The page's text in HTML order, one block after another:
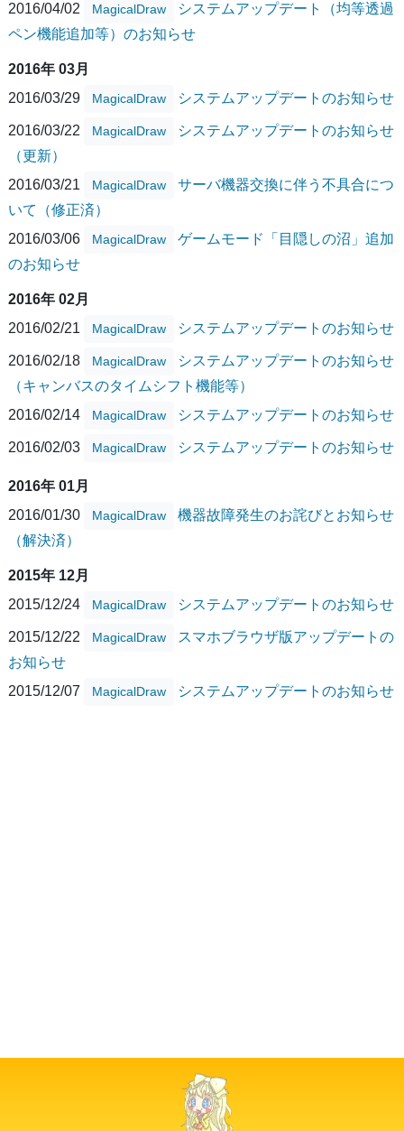
2016/04/02
MagicalDraw
システムアップデート（均等透過
ペン機能追加等）のお知らせ
2016年 03月
2016/03/29
MagicalDraw システムアップデートのお知らせ
2016/03/22 MagicalDraw
システムアップデートのお知らせ
（更新）
2016/03/21
MagicalDraw
サーバ機器交換に伴う不具合につ
いて（修正済）
2016/03/06
MagicalDraw
ゲームモード「目隠しの沼」追加
のお知らせ
2016年 02月
2016/02/21
MagicalDraw システムアップデートのお知らせ
2016/02/18 MagicalDraw
システムアップデートのお知らせ
（キャンバスのタイムシフト機能等）
2016/02/14
MagicalDraw システムアップデートのお知らせ
2016/02/03 MagicalDraw システムアップデートのお知らせ
2016年 01月
2016/01/30
MagicalDraw
機器故障発生のお詫びとお知らせ
（解決済）
2015年 12月
2015/12/24
MagicalDraw システムアップデートのお知らせ
2015/12/22 MagicalDraw
スマホブラウザ版アップデートの
お知らせ
2015/12/07
MagicalDraw システムアップデートのお知らせ